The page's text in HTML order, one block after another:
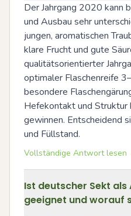
Der Jahrgang 2020 kann
und Ausbau sehr
jungen, aromatischen
klare Frucht und gute
qualitätsorientierter
optimaler Flaschenreife
besondere
Hefekontakt und Struktur
gewinnen. Entscheidend
und Füllstand.
Vollständige Antwort lesen
Ist deutscher Sekt
geeignet und worauf